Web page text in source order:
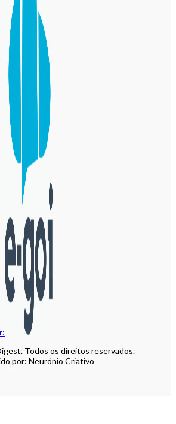
Todos os direitos reservados.
por: Neurónio Criativo